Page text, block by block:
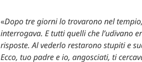
«Dopo tre giorni lo trovarono nel
interrogava. E tutti quelli che l’udivano
risposte. Al vederlo restarono stupiti e
Ecco, tuo padre e io, angosciati, ti